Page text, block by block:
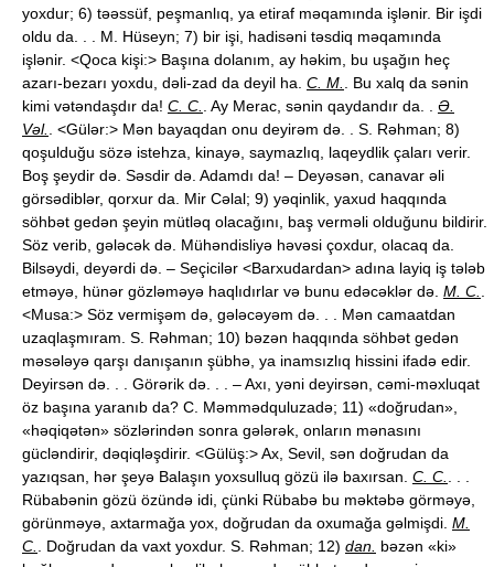
yoxdur; 6) təəssüf, peşmanlıq, ya etiraf məqamında işlənir. Bir işdi
oldu da. . . M. Hüseyn; 7) bir işi, hadisəni təsdiq məqamında
işlənir. <Qoca kişi:> Başına dolanım, ay həkim, bu uşağın heç
azarı-bezarı yoxdu, dəli-zad da deyil ha. C. M.
. Bu xalq da sənin
kimi vətəndaşdır da! C. C. . Ay Merac, sənin qaydandır da. . Ə.
Vəl.
. <Gülər:> Mən bayaqdan onu deyirəm də. . S. Rəhman; 8)
qoşulduğu sözə istehza, kinayə, saymazlıq, laqeydlik çaları verir.
Boş şeydir də. Səsdir də. Adamdı da! – Deyəsən, canavar əli
görsədiblər, qorxur da. Mir Cəlal; 9) yəqinlik, yaxud haqqında
söhbət gedən şeyin mütləq olacağını, baş verməli olduğunu bildirir.
Söz verib, gələcək də. Mühəndisliyə həvəsi çoxdur, olacaq da.
Bilsəydi, deyərdi də. – Seçicilər <Barxudardan> adına layiq iş tələb
etməyə, hünər gözləməyə haqlıdırlar və bunu edəcəklər də. M. C.
<Musa:> Söz vermişəm də, gələcəyəm də. . . Mən camaatdan
uzaqlaşmıram. S. Rəhman; 10) bəzən haqqında söhbət gedən
məsələyə qarşı danışanın şübhə, ya inamsızlıq hissini ifadə edir.
Deyirsən də. . . Görərik də. . . – Axı, yəni deyirsən, cəmi-məxluqat
öz başına yaranıb da? C. Məmmədquluzadə; 11) «doğrudan»,
«həqiqətən» sözlərindən sonra gələrək, onların mənasını
gücləndirir, dəqiqləşdirir. <Gülüş:> Ax, Sevil, sən doğrudan da
yazıqsan, hər şeyə Balaşın yoxsulluq gözü ilə baxırsan. C. C.
Rübabənin gözü özündə idi, çünki Rübabə bu məktəbə görməyə,
görünməyə, axtarmağa yox, doğrudan da oxumağa gəlmişdi. M.
C.
. Doğrudan da vaxt yoxdur. S. Rəhman; 12) dan. bəzən «ki»